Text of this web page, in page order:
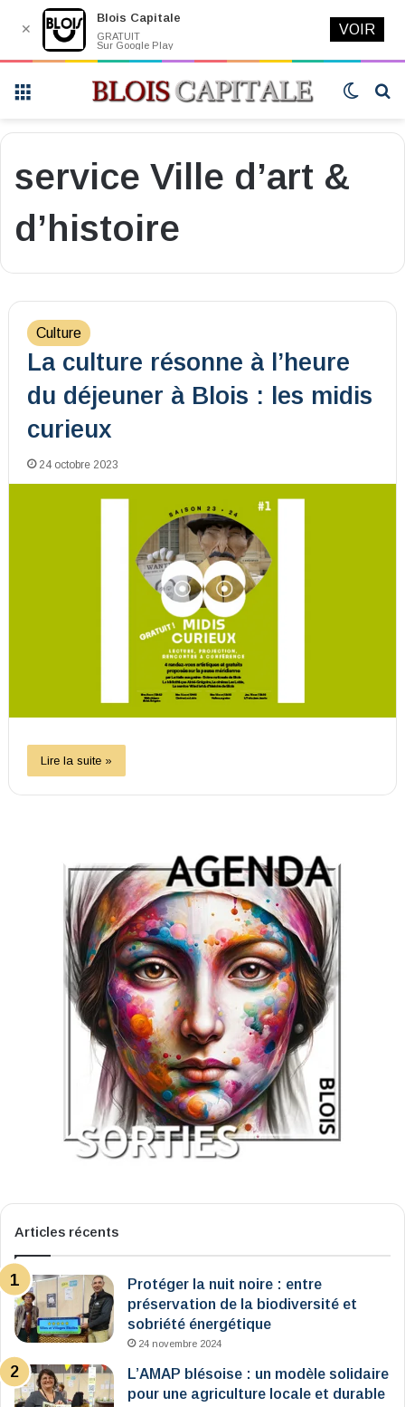
Switch
service Ville d’art &
d’histoire
Culture
La culture résonne à l’heure
du déjeuner à Blois : les midis
curieux
24 octobre 2023
Lire la suite »
Articles récents
Protéger la nuit noire : entre
préservation de la biodiversité et
sobriété énergétique
24 novembre 2024
L’AMAP blésoise : un modèle solidaire
pour une agriculture locale et durable
✕
Blois Capitale
GRATUIT
Sur Google Play
VOIR